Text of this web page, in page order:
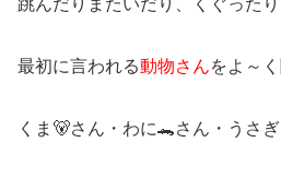
跳んだりまたいだり、くぐったり
最初に言われる動物さんをよ～
くま🐻さん・わに🐊さん・うさ